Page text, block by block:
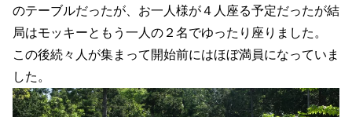
のテーブルだったが、お一人様が４人座る予定だったが結
局はモッキーともう一人の２名でゆったり座りました。
この後続々人が集まって開始前にはほぼ満員になっていま
した。